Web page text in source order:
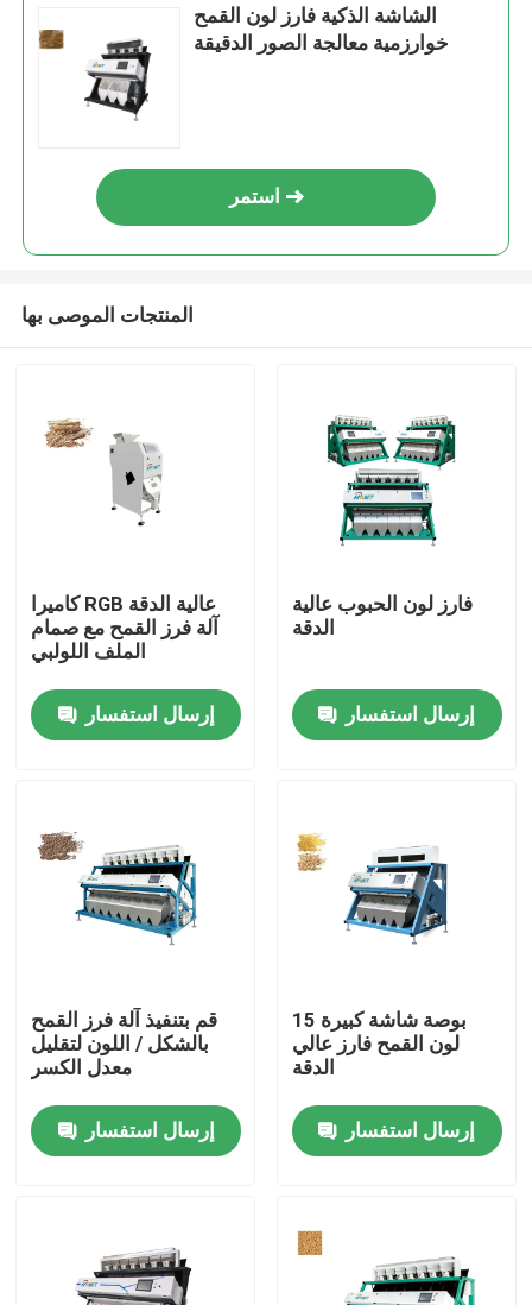
منزل
حول بنا
المنتجات
فارز لون الأرز
فارز لون القمح
فارز لون الكاجو
فارز لون حبوب البن
الشاشة الذكية فارز لون القمح
خوارزمية معالجة الصور الدقيقة
استمر
المنتجات الموصى بها
كاميرا RGB عالية الدقة
آلة فرز القمح مع صمام
الملف اللولبي
إرسال استفسار
فارز لون الحبوب عالية
الدقة
إرسال استفسار
قم بتنفيذ آلة فرز القمح
بالشكل / اللون لتقليل
معدل الكسر
إرسال استفسار
15 بوصة شاشة كبيرة
لون القمح فارز عالي
الدقة
إرسال استفسار